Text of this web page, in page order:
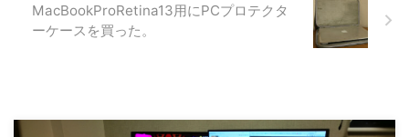
MacBookProRetina13用にPCプロテクタ
ーケースを買った。